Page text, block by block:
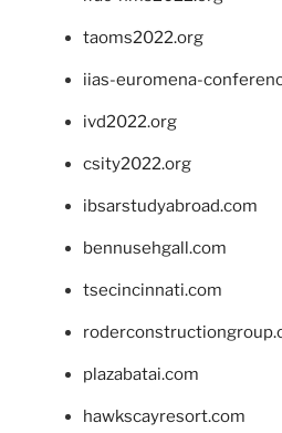
taoms2022.org
iias-euromena-
ivd2022.org
csity2022.org
ibsarstudyabroad.com
bennusehgall.com
tsecincinnati.com
plazabatai.com
hawkscayresort.com